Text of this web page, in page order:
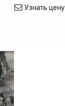
Узнать цену